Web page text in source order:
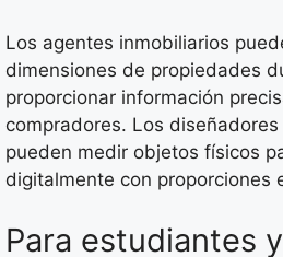
Los agentes inmobiliarios
dimensiones de propiedades
proporcionar información
compradores. Los
pueden medir objetos físicos
digitalmente con proporciones
Para estudiantes